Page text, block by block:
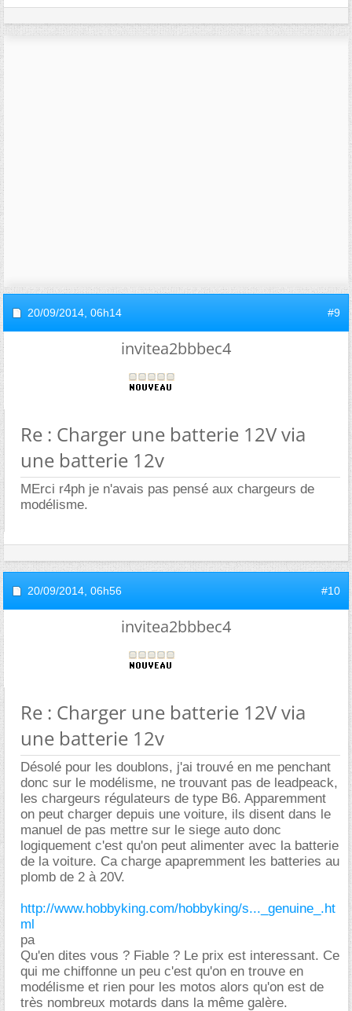
20/09/2014, 06h14 #9
invitea2bbbec4
Re : Charger une batterie 12V via
une batterie 12v
MErci r4ph je n'avais pas pensé aux chargeurs de
modélisme.
20/09/2014, 06h56 #10
invitea2bbbec4
Re : Charger une batterie 12V via
une batterie 12v
Désolé pour les doublons, j'ai trouvé en me penchant
donc sur le modélisme, ne trouvant pas de leadpeack,
les chargeurs régulateurs de type B6. Apparemment
on peut charger depuis une voiture, ils disent dans le
manuel de pas mettre sur le siege auto donc
logiquement c'est qu'on peut alimenter avec la batterie
de la voiture. Ca charge apapremment les batteries au
plomb de 2 à 20V.
http://www.hobbyking.com/hobbyking/s..._genuine_.ht
ml
pa
Qu'en dites vous ? Fiable ? Le prix est interessant. Ce
qui me chiffonne un peu c'est qu'on en trouve en
modélisme et rien pour les motos alors qu'on est de
très nombreux motards dans la même galère.